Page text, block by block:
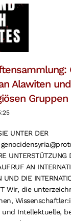
Alawiten
Gruppen
UNTER DER
UNTERSTÜTZUNG
AN
UND DIE
Wir, die
und Intellektuelle,